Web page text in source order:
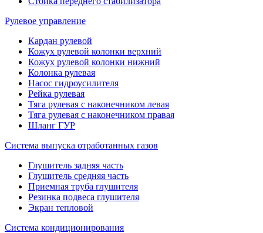
Рулевое управление
Кардан рулевой
Кожух рулевой колонки верхний
Кожух рулевой колонки нижний
Колонка рулевая
Насос гидроусилителя
Рейка рулевая
Тяга рулевая с наконечником левая
Тяга рулевая с наконечником правая
Шланг ГУР
Система выпуска отработанных газов
Глушитель задняя часть
Глушитель средняя часть
Приемная труба глушителя
Резинка подвеса глушителя
Экран тепловой
Система кондиционирования